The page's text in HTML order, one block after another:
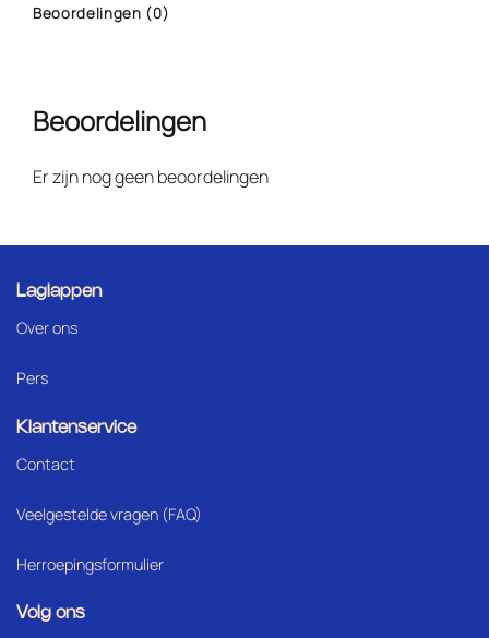
Beoordelingen (0)
Beoordelingen
Er zijn nog geen beoordelingen
Laglappen
Over ons
Pers
Klantenservice
Contact
Veelgestelde vragen (FAQ)
Herroepingsformulier
Volg ons